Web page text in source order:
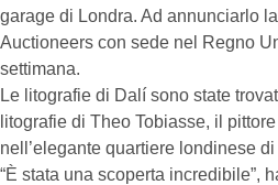
garage di Londra. Ad annunciarlo
Auctioneers con sede nel Regno
settimana.
Le litografie di Dalí sono state
litografie di Theo Tobiasse, il
nell’elegante quartiere londinese di
“È stata una scoperta incredibile”,